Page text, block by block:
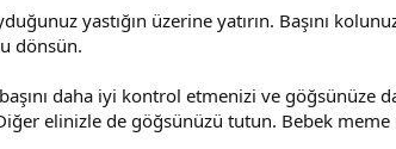
yastığın üzerine yatırın. Başını
dönsün.
daha iyi kontrol etmenizi ve göğsünüze
elinizle de göğsünüzü tutun. Bebek